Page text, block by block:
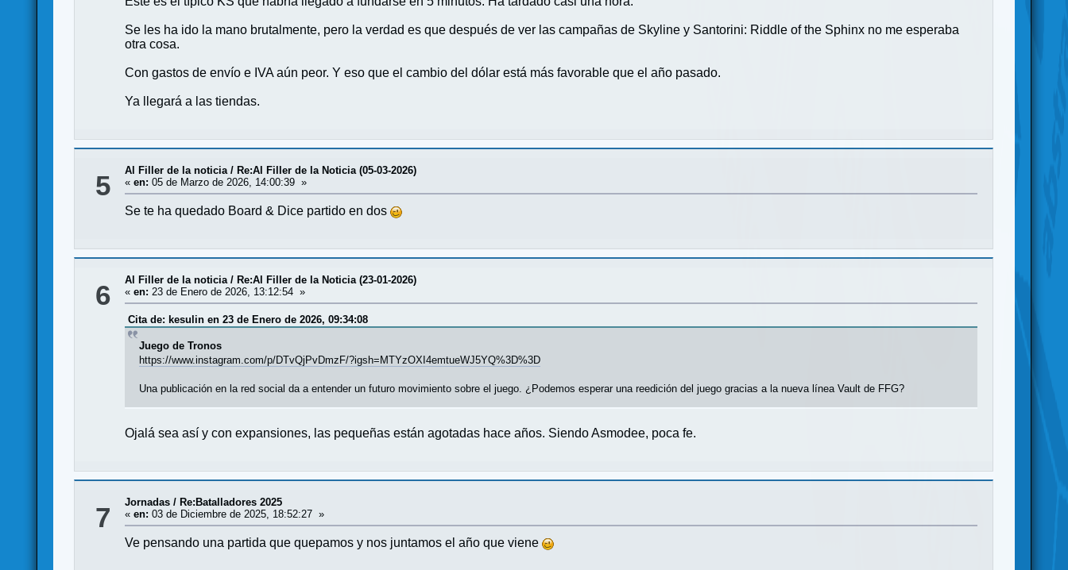
Se les ha ido la mano brutalmente, pero la verdad es que después de ver las campañas de Skyline y Santorini: Riddle of the Sphinx no me esperaba
otra cosa.
Con gastos de envío e IVA aún peor. Y eso que el cambio del dólar está más favorable que el año pasado.
Ya llegará a las tiendas.
5 Al Filler de la noticia /Re:Al Filler de la Noticia (05-03-2026)
«en: 05 de Marzo de 2026, 14:00:39 »
Se te ha quedado Board & Dice partido en dos
6 Al Filler de la noticia /Re:Al Filler de la Noticia (23-01-2026)
«en: 23 de Enero de 2026, 13:12:54 »
Cita de: kesulin en 23 de Enero de 2026, 09:34:08
Juego de Tronos
https://www.instagram.com/p/DTvQjPvDmzF/?igsh=MTYzOXI4emtueWJ5YQ%3D%3D
Una publicación en la red social da a entender un futuro movimiento sobre el juego. ¿Podemos esperar una reedición del juego gracias a la nueva línea Vault de FFG?
Ojalá sea así y con expansiones, las pequeñas están agotadas hace años. Siendo Asmodee, poca fe.
7 Jornadas / Re:Batalladores 2025
«en: 03 de Diciembre de 2025, 18:52:27 »
Ve pensando una partida que quepamos y nos juntamos el año que viene